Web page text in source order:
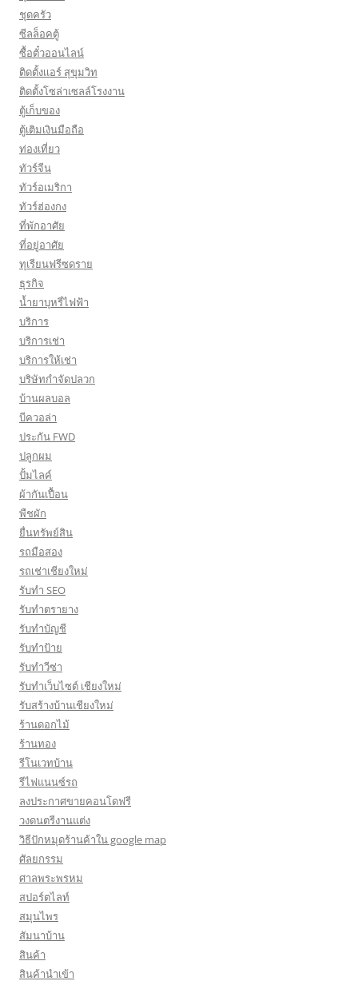
ชุดครัว
ซีลล็อคตู้
ซื้อตั๋วออนไลน์
ติดตั้งเเอร์ สุขุมวิท
ติดตั้งโซล่าเซลล์โรงงาน
ตู้เก็บของ
ตู้เติมเงินมือถือ
ท่องเที่ยว
ทัวร์จีน
ทัวร์อเมริกา
ทัวร์ฮ่องกง
ที่พักอาศัย
ที่อยู่อาศัย
ทุเรียนฟรีซดราย
ธุรกิจ
น้ำยาบุหรี่ไฟฟ้า
บริการ
บริการเช่า
บริการให้เช่า
บริษัทกำจัดปลวก
บ้านผลบอล
บีควอล่า
ประกัน FWD
ปลูกผม
ปั้มไลค์
ผ้ากันเปื้อน
พืชผัก
ยื่นทรัพย์สิน
รถมือสอง
รถเช่าเชียงใหม่
รับทำ SEO
รับทำตรายาง
รับทำบัญชี
รับทำป้าย
รับทำวีซ่า
รับทำเว็บไซต์ เชียงใหม่
รับสร้างบ้านเชียงใหม่
ร้านดอกไม้
ร้านทอง
รีโนเวทบ้าน
รีไฟแนนซ์รถ
ลงประกาศขายคอนโดฟรี
วงดนตรีงานแต่ง
วิธีปักหมุดร้านค้าใน google map
ศัลยกรรม
ศาลพระพรหม
สปอร์ตไลท์
สมุนไพร
สัมนาบ้าน
สินค้า
สินค้านำเข้า